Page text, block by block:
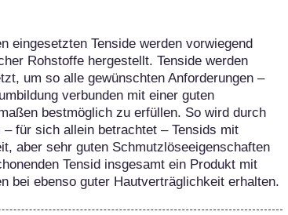
eingesetzten Tenside werden vorwiegend
Rohstoffe hergestellt. Tenside werden
um so alle gewünschten Anforderungen –
verbunden mit einer guten
bestmöglich zu erfüllen. So wird durch
für sich allein betrachtet – Tensids mit
aber sehr guten Schmutzlöseeigenschaften
Tensid insgesamt ein Produkt mit
bei ebenso guter Hautverträglichkeit erhalten.